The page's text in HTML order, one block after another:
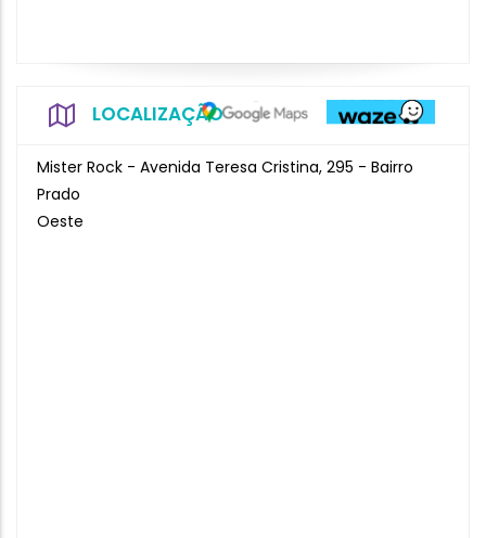
LOCALIZAÇÃO
Mister Rock - Avenida Teresa Cristina, 295 - Bairro
Prado
Oeste